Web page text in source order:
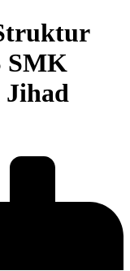
SMK
Jihad